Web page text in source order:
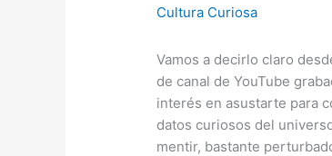
Cultura Curiosa
Vamos a decirlo claro
de canal de YouTube
interés en asustarte para
datos curiosos del
mentir, bastante